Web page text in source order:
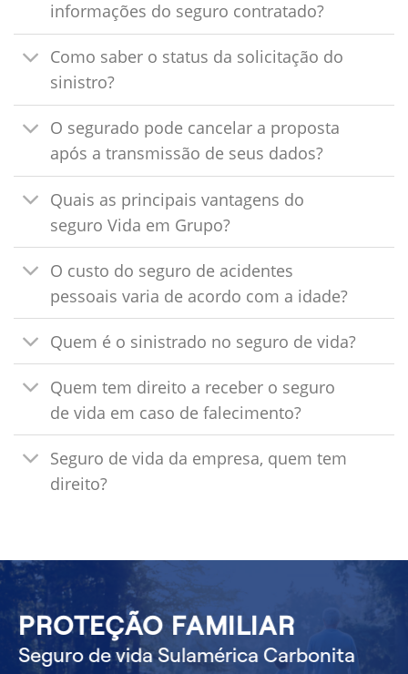
informações do seguro contratado?
Como saber o status da solicitação do
sinistro?
O segurado pode cancelar a proposta
após a transmissão de seus dados?
Quais as principais vantagens do
seguro Vida em Grupo?
O custo do seguro de acidentes
pessoais varia de acordo com a idade?
Quem é o sinistrado no seguro de vida?
Quem tem direito a receber o seguro
de vida em caso de falecimento?
Seguro de vida da empresa, quem tem
direito?
PROTEÇÃO FAMILIAR
Seguro de vida Sulamérica Carbonita